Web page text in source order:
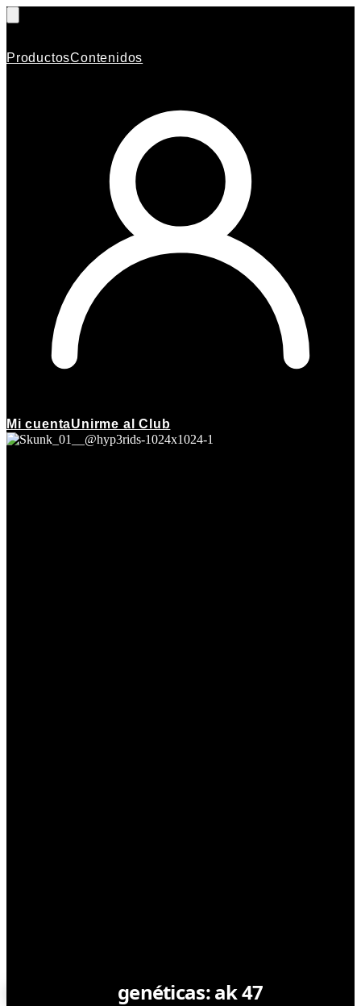
ProductosContenidos
Mi cuentaUnirme al Club
genéticas: ak 47